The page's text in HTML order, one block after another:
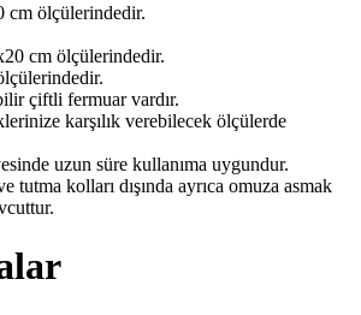
cm ölçülerindedir.
cm ölçülerindedir.
çiftli fermuar vardır.
karşılık verebilecek ölçülerde
uzun süre kullanıma uygundur.
kolları dışında ayrıca omuza asmak